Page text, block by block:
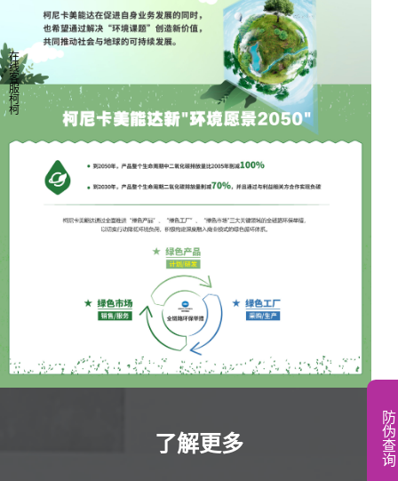
了解更多
在
线
客
服
柯
柯
防
伪
查
询